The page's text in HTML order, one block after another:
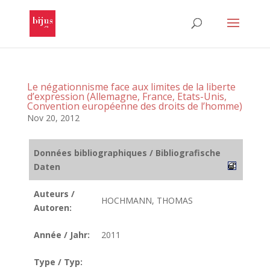
Le négationnisme face aux limites de la liberte
d’expression (Allemagne, France, Etats-Unis,
Convention européenne des droits de l’homme)
Nov 20, 2012
Données bibliographiques / Bibliografische
Daten
Auteurs /
Autoren:
HOCHMANN, THOMAS
Année / Jahr: 2011
Type / Typ: